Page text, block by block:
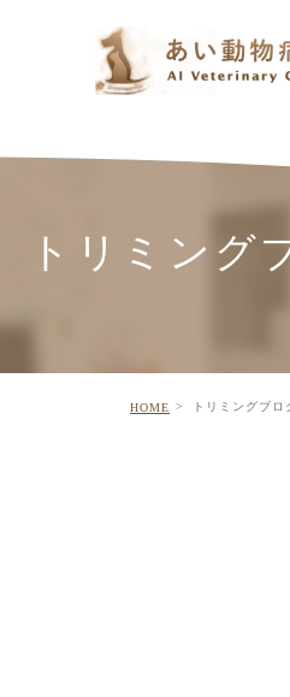
トリミング
HOME トリミングブロ